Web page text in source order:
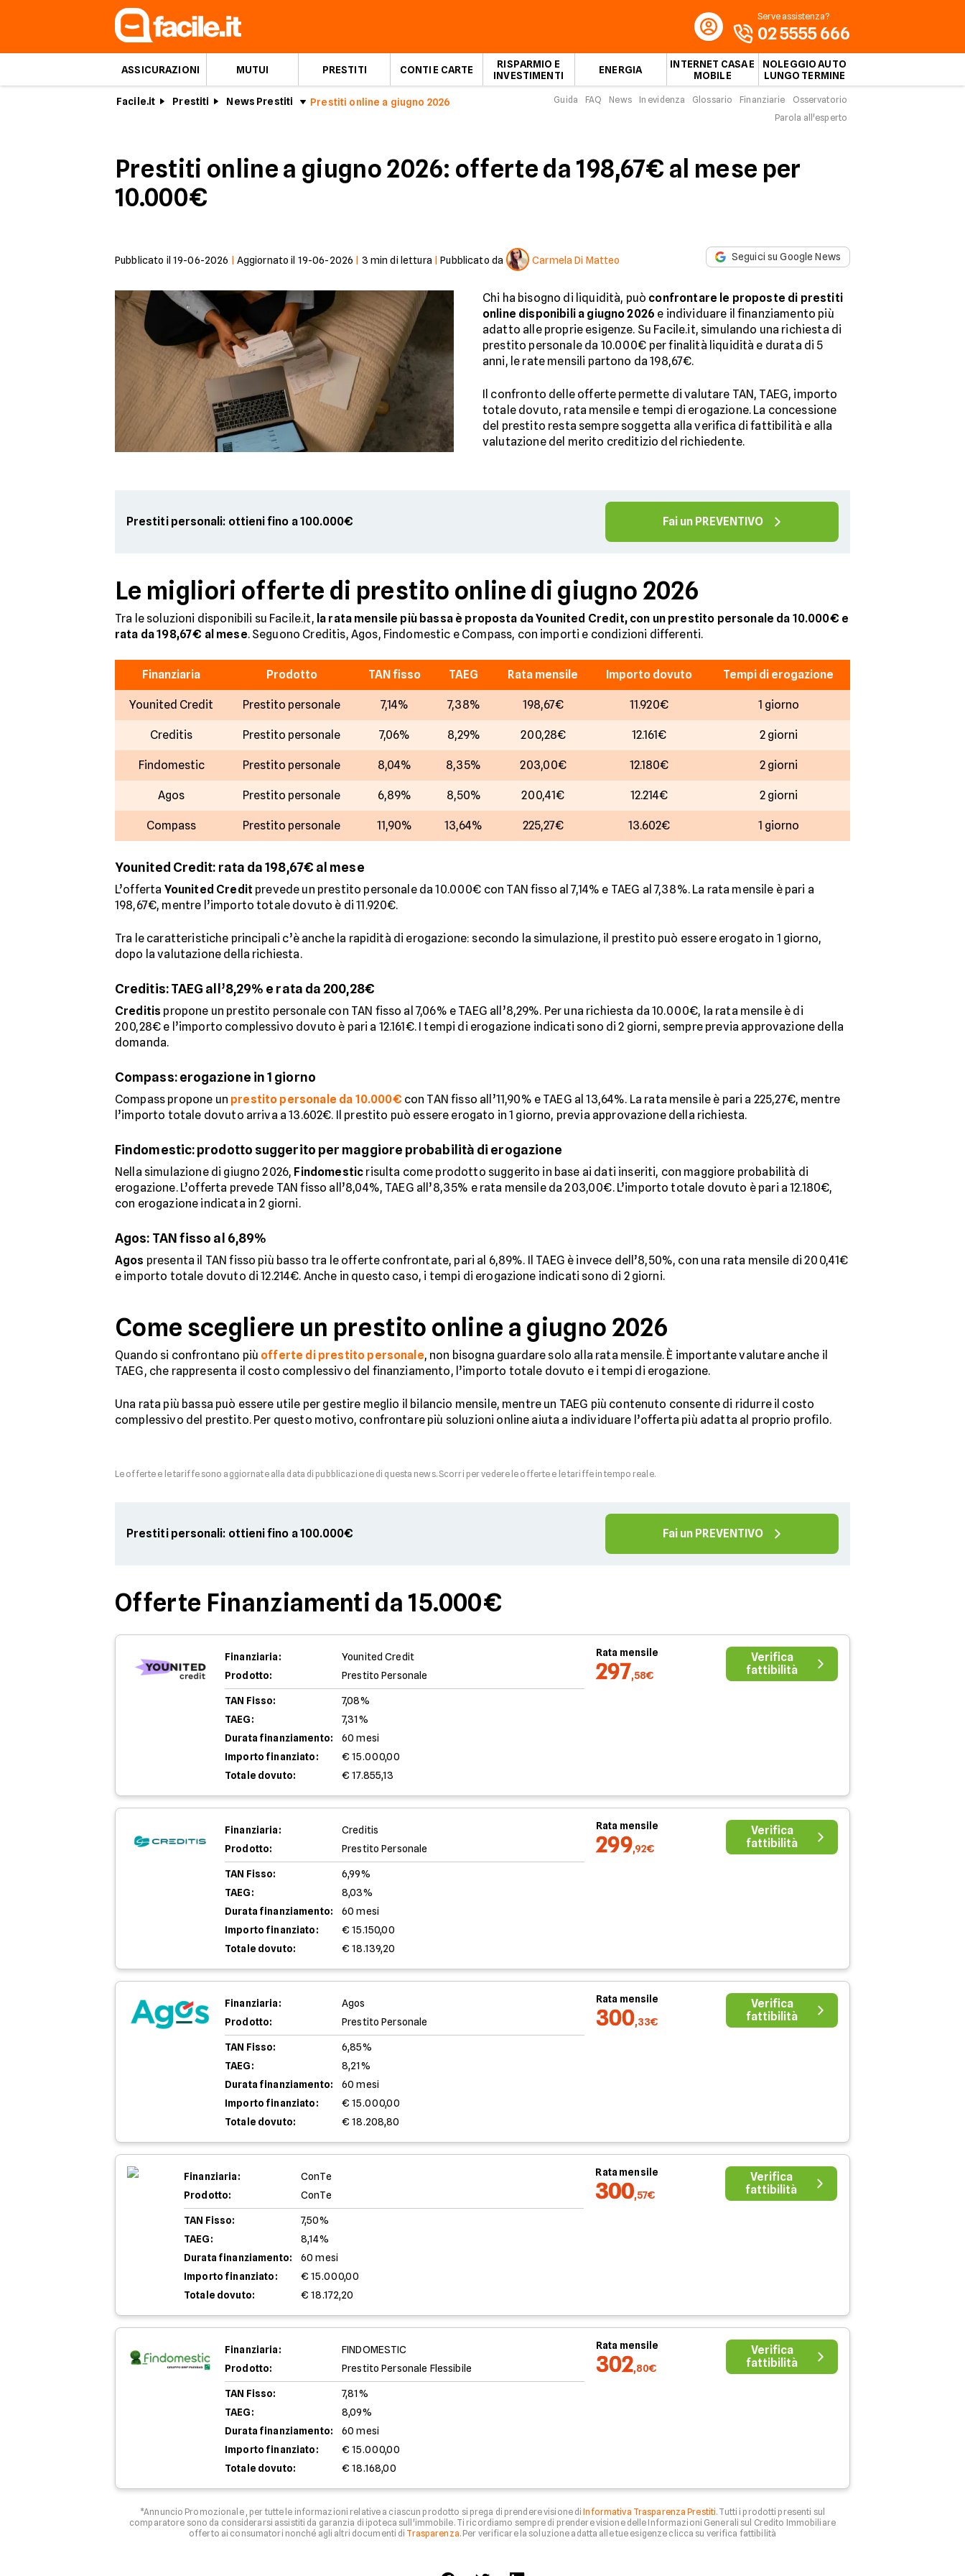
ASSICURAZIONI MUTUI PRESTITI CONTI E CARTE
RISPARMIO E
INVESTIMENTI
ENERGIA
INTERNET CASA E
MOBILE
NOLEGGIO AUTO
LUNGO TERMINE
Serve assistenza?
02 5555 666
Facile.it Prestiti News Prestiti Prestiti online a giugno 2026 Guida FAQ News In evidenza Glossario Finanziarie
Osservatorio
Parola all'esperto
Prestiti online a giugno 2026: offerte da 198,67€ al mese per
10.000€
Pubblicato il 19-06-2026 Aggiornato il 19-06-2026 3 min di lettura |Pubblicato da Carmela Di Matteo Seguici su Google News
Chi ha bisogno di liquidità, può confrontare le proposte di prestiti
online disponibili a giugno 2026 e individuare il finanziamento più
adatto alle proprie esigenze. Su Facile.it, simulando una richiesta di
prestito personale da 10.000€ per finalità liquidità e durata di 5
anni, le rate mensili partono da 198,67€.
Il confronto delle offerte permette di valutare TAN, TAEG, importo
totale dovuto, rata mensile e tempi di erogazione. La concessione
del prestito resta sempre soggetta alla verifica di fattibilità e alla
valutazione del merito creditizio del richiedente.
Prestiti personali: ottieni fino a 100.000€ Fai un PREVENTIVO
Le migliori offerte di prestito online di giugno 2026
Tra le soluzioni disponibili su Facile.it, la rata mensile più bassa è proposta da Younited Credit, con un prestito personale da 10.000€ e
rata da 198,67€ al mese. Seguono Creditis, Agos, Findomestic e Compass, con importi e condizioni differenti.
Finanziaria Prodotto TAN fisso TAEG Rata mensile Importo dovuto Tempi di erogazione
Younited Credit Prestito personale 7,14% 7,38% 198,67€ 11.920€ 1 giorno
Creditis Prestito personale 7,06% 8,29% 200,28€ 12.161€ 2 giorni
Findomestic Prestito personale 8,04% 8,35% 203,00€ 12.180€ 2 giorni
Agos Prestito personale 6,89% 8,50% 200,41€ 12.214€ 2 giorni
Compass Prestito personale 11,90% 13,64% 225,27€ 13.602€ 1 giorno
Younited Credit: rata da 198,67€ al mese
L’offerta Younited Credit prevede un prestito personale da 10.000€ con TAN fisso al 7,14% e TAEG al 7,38%. La rata mensile è pari a
198,67€, mentre l’importo totale dovuto è di 11.920€.
Tra le caratteristiche principali c’è anche la rapidità di erogazione: secondo la simulazione, il prestito può essere erogato in 1 giorno,
dopo la valutazione della richiesta.
Creditis: TAEG all’8,29% e rata da 200,28€
Creditis propone un prestito personale con TAN fisso al 7,06% e TAEG all’8,29%. Per una richiesta da 10.000€, la rata mensile è di
200,28€ e l’importo complessivo dovuto è pari a 12.161€. I tempi di erogazione indicati sono di 2 giorni, sempre previa approvazione della
domanda.
Compass: erogazione in 1 giorno
Compass propone un prestito personale da 10.000€ con TAN fisso all’11,90% e TAEG al 13,64%. La rata mensile è pari a 225,27€, mentre
l’importo totale dovuto arriva a 13.602€. Il prestito può essere erogato in 1 giorno, previa approvazione della richiesta.
Findomestic: prodotto suggerito per maggiore probabilità di erogazione
Nella simulazione di giugno 2026, Findomestic risulta come prodotto suggerito in base ai dati inseriti, con maggiore probabilità di
erogazione. L’offerta prevede TAN fisso all’8,04%, TAEG all’8,35% e rata mensile da 203,00€. L’importo totale dovuto è pari a 12.180€,
con erogazione indicata in 2 giorni.
Agos: TAN fisso al 6,89%
Agos presenta il TAN fisso più basso tra le offerte confrontate, pari al 6,89%. Il TAEG è invece dell’8,50%, con una rata mensile di 200,41€
e importo totale dovuto di 12.214€. Anche in questo caso, i tempi di erogazione indicati sono di 2 giorni.
Come scegliere un prestito online a giugno 2026
Quando si confrontano più offerte di prestito personale, non bisogna guardare solo alla rata mensile. È importante valutare anche il
TAEG, che rappresenta il costo complessivo del finanziamento, l’importo totale dovuto e i tempi di erogazione.
Una rata più bassa può essere utile per gestire meglio il bilancio mensile, mentre un TAEG più contenuto consente di ridurre il costo
complessivo del prestito. Per questo motivo, confrontare più soluzioni online aiuta a individuare l’offerta più adatta al proprio profilo.
Le offerte e le tariffe sono aggiornate alla data di pubblicazione di questa news. Scorri per vedere le offerte e le tariffe in tempo reale.
Prestiti personali: ottieni fino a 100.000€ Fai un PREVENTIVO
Offerte Finanziamenti da 15.000€
Finanziaria:
Younited Credit
Prodotto:
Prestito Personale
TAN Fisso:
7,08%
TAEG:
7,31%
Durata finanziamento:
60 mesi
Importo finanziato:
€ 15.000,00
Totale dovuto:
€ 17.855,13
Rata mensile
297,58€
Verifica
fattibilità
Finanziaria:
Creditis
Prodotto:
Prestito Personale
TAN Fisso:
6,99%
TAEG:
8,03%
Durata finanziamento:
60 mesi
Importo finanziato:
€ 15.150,00
Totale dovuto:
€ 18.139,20
Rata mensile
299,92€
Verifica
fattibilità
Finanziaria:
Agos
Prodotto:
Prestito Personale
TAN Fisso:
6,85%
TAEG:
8,21%
Durata finanziamento:
60 mesi
Importo finanziato:
€ 15.000,00
Totale dovuto:
€ 18.208,80
Rata mensile
300,33€
Verifica
fattibilità
Finanziaria:
ConTe
Prodotto:
ConTe
TAN Fisso:
7,50%
TAEG:
8,14%
Durata finanziamento:
60 mesi
Importo finanziato:
€ 15.000,00
Totale dovuto:
€ 18.172,20
Rata mensile
300,57€
Verifica
fattibilità
Finanziaria:
FINDOMESTIC
Prodotto:
Prestito Personale Flessibile
TAN Fisso:
7,81%
TAEG:
8,09%
Durata finanziamento:
60 mesi
Importo finanziato:
€ 15.000,00
Totale dovuto:
€ 18.168,00
Rata mensile
302,80€
Verifica
fattibilità
*Annuncio Promozionale , per tutte le informazioni relative a ciascun prodotto si prega di prendere visione diInformativa Trasparenza Prestiti. Tutti i prodotti presenti sul
comparatore sono da considerarsi assistiti da garanzia di ipoteca sull'immobile. Ti ricordiamo sempre di prendere visione delle Informazioni Generali sul Credito Immobiliare
offerto ai consumatori nonché agli altri documenti di Trasparenza. Per verificare la soluzione adatta alle tue esigenze clicca su verifica fattibilità